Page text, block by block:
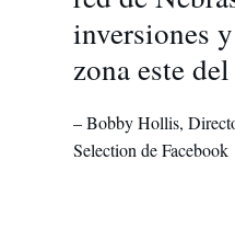
inversiones
zona este
– Bobby Hollis,
Selection de Facebook